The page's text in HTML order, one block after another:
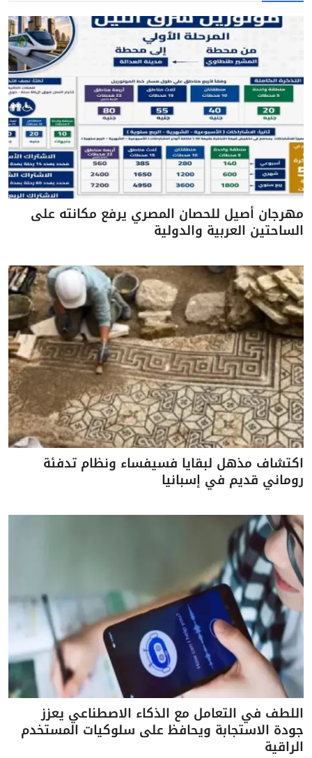
مهرجان أصيل للحصان المصري يرفع مكانته على
الساحتين العربية والدولية
اكتشاف مذهل لبقايا فسيفساء ونظام تدفئة
روماني قديم في إسبانيا
اللطف في التعامل مع الذكاء الاصطناعي يعزز
جودة الاستجابة ويحافظ على سلوكيات المستخدم
الراقية